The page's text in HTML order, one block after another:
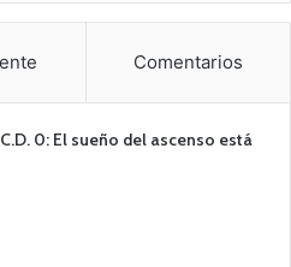
Comentarios
0: El sueño del ascenso está